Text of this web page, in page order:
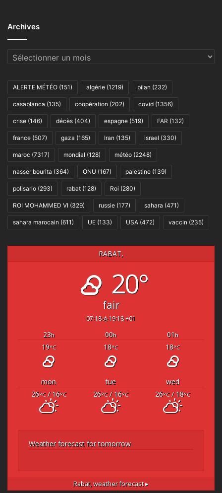
Archives
Archives
ALERTE MÉTÉO (151) algérie (1219) bilan (232)
casablanca (135) coopération (202) covid (1356)
crise (146) décès (404) espagne (519) FAR (132)
france (507) gaza (165) Iran (135) israel (330)
maroc (7317) mondial (128) météo (2248)
nasser bourita (364) ONU (167) palestine (139)
polisario (293) rabat (128) Roi (280)
ROI MOHAMMED VI (329) russie (177) sahara (471)
sahara marocain (611) UE (133) USA (472) vaccin (235)
RABAT,
20°
fair
07:18 19:18 +01
23h 00h 01 h
19°C 18°C 18°C
mon tue
wed
26°C/ 16°C 26°C/ 16°C 26°C/ 18°C
Weather forecast for tomorrow
Rabat,weather forecast ▸